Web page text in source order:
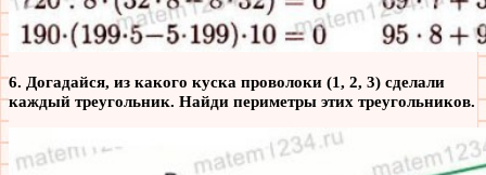
6. Догадайся, из какого куска проволоки (1, 2, 3) сделали
каждый треугольник. Найди периметры этих треугольников.